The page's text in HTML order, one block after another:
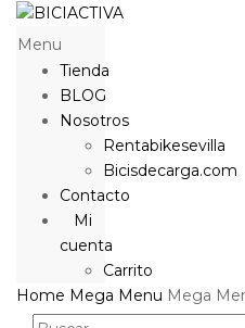
Menu
Tienda
BLOG
Nosotros
Rentabikesevilla
Bicisdecarga.com
Contacto
Mi
cuenta
Carrito
Home Mega Menu Mega